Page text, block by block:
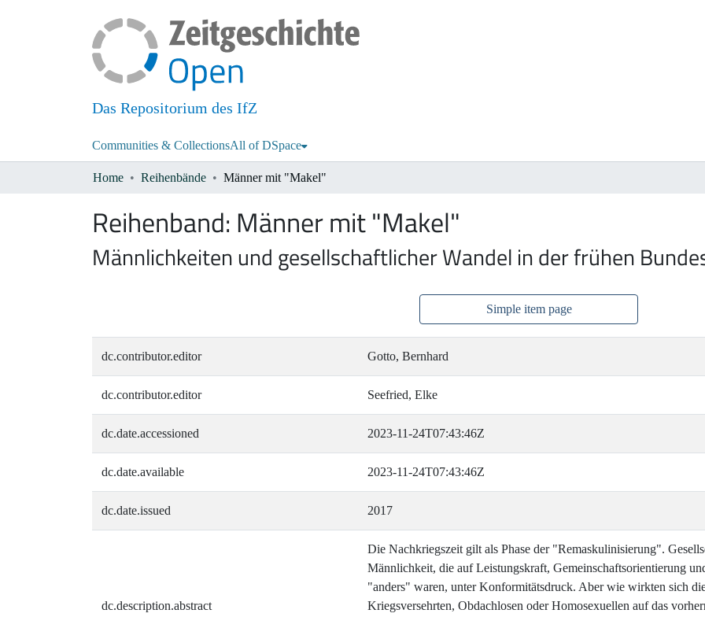
Das Repositorium des IfZ
Communities & CollectionsAll of DSpace
Home Reihenbände Männer mit "Makel"
Reihenband: Männer mit "Makel"
Männlichkeiten und gesellschaftlicher Wandel in der frühen
Simple item page
dc.contributor.editor Gotto, Bernhard
dc.contributor.editor Seefried, Elke
dc.date.accessioned 2023-11-24T07:43:46Z
dc.date.available 2023-11-24T07:43:46Z
dc.date.issued 2017
dc.description.abstract
Die Nachkriegszeit gilt als Phase der "Remaskulinisierung".
Männlichkeit, die auf Leistungskraft, Gemeinschaftsorientierung
"anders" waren, unter Konformitätsdruck. Aber wie wirkten sich
Kriegsversehrten, Obdachlosen oder Homosexuellen auf das